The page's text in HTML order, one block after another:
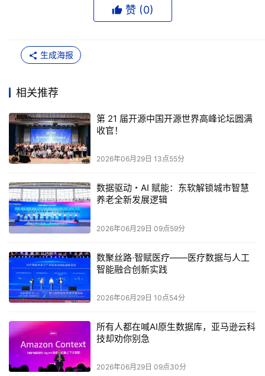
中国开源软件推进联盟（COPU）名誉主席陆首
只是一种写代码的方式，而是成为当代全球最重要的创新与
协同机制、技术普惠推广的通道，更是深度信息技术与人工
智能发展的底层基础和推动力。他特别提到，国际舆论正逐
渐形成一种判断：由中国倡导并力行的开源战略，比西方所
采用的闭源策略更富远见。成立二十多年来，COPU 始终
以开源布道为己任，一边推动国内开源生态成长，一边加强
国际合作，先后邀请全球 80 位顶级开源专家共建开源创新
与咨询平台，推动容器技术、云原生、区块链、
Kubernetes、网络安全、人工智能等深度信息技术与相关产
业落地。正是在这样的土壤之上，DeepSeek、Kimi、通义
千问 Qwen、小米 MiMo、智谱 GLM、MiniMax 等一批基于
开源的中国 AI 大模型接连崛起，中国开源也由此跻身全球
开源发展的第一梯队。
继陆首群的开场报告之后，论坛视野进一步延伸至全球，与
中国开源软件推进联盟及其主席陆首群长期友好的 Linux
Foundation执行董事 Jim Zemlin以视频致辞 “报喜 ”，宣布
赞 (0)
生成海报
相关推荐
第 21 届开源中国开源世界高峰论坛圆满
收官！
2026年06月29日 13点55分
数据驱动・AI 赋能：东软解锁城市智慧
养老全新发展逻辑
2026年06月29日 09点59分
数聚丝路·智赋医疗——医疗数据与人工
智能融合创新实践
2026年06月29日 10点54分
所有人都在喊AI原生数据库，亚马逊云科
技却劝你别急
2026年06月29日 09点30分